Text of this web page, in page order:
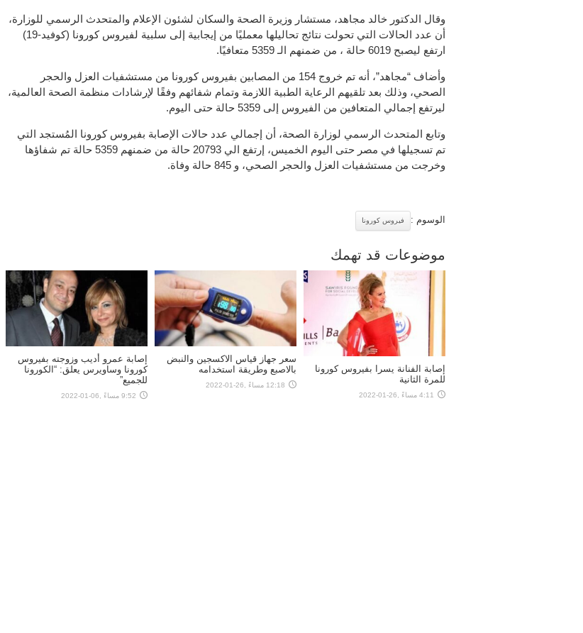
وقال الدكتور خالد مجاهد، مستشار وزيرة الصحة والسكان لشئون الإعلام والمتحدث الرسمي للوزارة،
أن عدد الحالات التي تحولت نتائج تحاليلها معمليًا من إيجابية إلى سلبية لفيروس كورونا (كوفيد-19)
ارتفع ليصبح 6019 حالة ، من ضمنهم الـ 5359 متعافيًا.
وأضاف “مجاهد”، أنه تم خروج 154 من المصابين بفيروس كورونا من مستشفيات العزل والحجر
الصحي، وذلك بعد تلقيهم الرعاية الطبية اللازمة وتمام شفائهم وفقًا لإرشادات منظمة الصحة العالمية،
ليرتفع إجمالي المتعافين من الفيروس إلى 5359 حالة حتى اليوم.
وتابع المتحدث الرسمي لوزارة الصحة، أن إجمالي عدد حالات الإصابة بفيروس كورونا المُستجد التي
تم تسجيلها في مصر حتى اليوم الخميس، إرتفع الي 20793 حالة من ضمنهم 5359 حالة تم شفاؤها
وخرجت من مستشفيات العزل والحجر الصحي، و 845 حالة وفاة.
الوسوم : فيروس كورونا
موضوعات قد تهمك
إصابة الفنانة يسرا بفيروس كورونا
للمرة الثانية
4:11 مساءً ,26-01-2022
سعر جهاز قياس الاكسجين والنبض
بالاصبع وطريقة استخدامه
12:18 مساءً ,26-01-2022
إصابة عمرو أديب وزوجته بفيروس
كورونا وساويرس يعلق: “الكورونا
للجميع”
9:52 مساءً ,06-01-2022